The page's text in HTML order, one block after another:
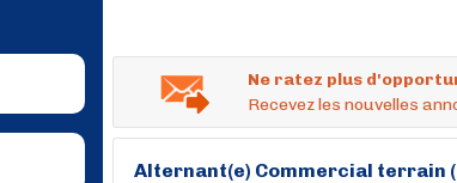
Ne ratez plus
Recevez les nouvelles
Alternant(e) Commercial terrain